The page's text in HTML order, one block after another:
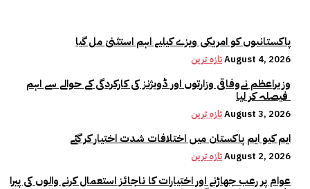
پاکستانیوں کو امریکی ویزے کیلیے اہم استثنیٰ مل گیا
تازہ ترینAugust 4, 2026
وزیراعظم نےوفاقی وزارتوں اور ڈویژنز کی کارکردگی کے حوالے سے اہم
تازہ ترینAugust 3, 2026
ایم کیو ایم پاکستان میں اختلافات شدت اختیار کر گئے
تازہ ترینAugust 2, 2026
عوام پر رعب جھاڑنے اور اختیارات کا ناجائز استعمال کرنے والوں کی پیرا